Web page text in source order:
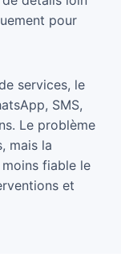
pour
services, le
SMS,
Le problème
mais la
fiable le
et